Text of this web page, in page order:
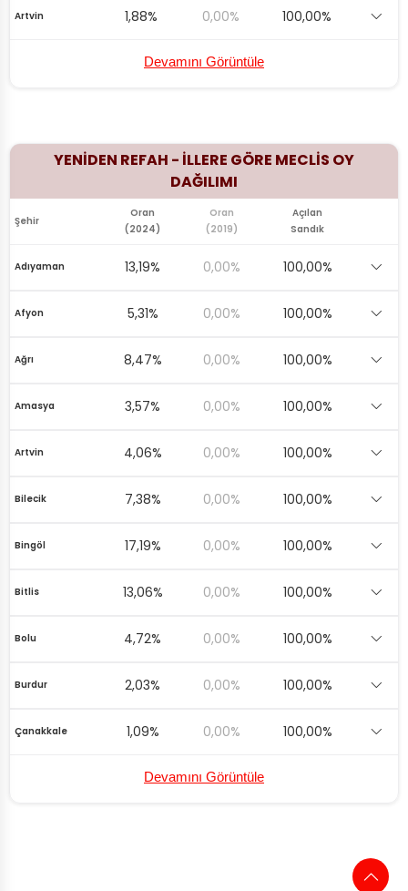
Artvin 1,88% 0,00% 100,00%
Devamını Görüntüle
YENİDEN REFAH - İLLERE GÖRE MECLİS OY
DAĞILIMI
Şehir
Oran
(2024)
Oran
(2019)
Açılan
Sandık
Adıyaman 13,19% 0,00% 100,00%
Afyon 5,31% 0,00% 100,00%
Ağrı 8,47% 0,00% 100,00%
Amasya 3,57% 0,00% 100,00%
Artvin 4,06% 0,00% 100,00%
Bilecik 7,38% 0,00% 100,00%
Bingöl 17,19% 0,00% 100,00%
Bitlis 13,06% 0,00% 100,00%
Bolu 4,72% 0,00% 100,00%
Burdur 2,03% 0,00% 100,00%
Çanakkale 1,09% 0,00% 100,00%
Devamını Görüntüle